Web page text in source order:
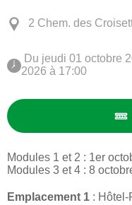
2 Chem. des
2026 à 17:00
Modules 1 et 2 : 1er
Modules 3 et 4 : 8
​Emplacement 1 :